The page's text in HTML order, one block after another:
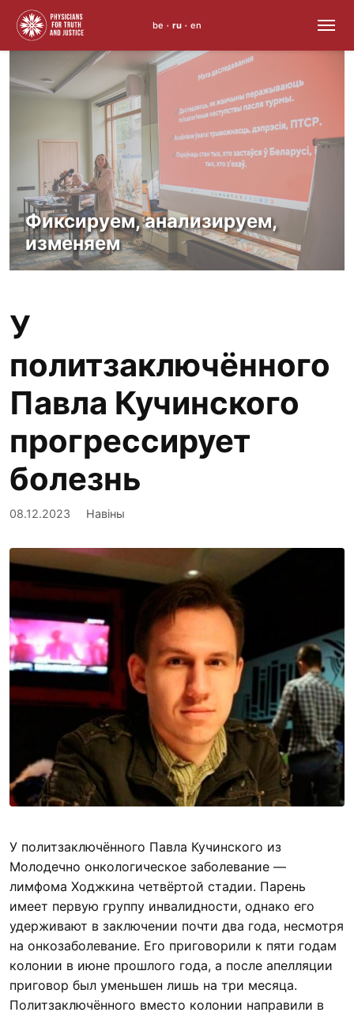
to
content
be • ru • en
Фиксируем, анализируем,
изменяем
У
политзаключённого
Павла Кучинского
прогрессирует
болезнь
08.12.2023 Навіны
У политзаключённого Павла Кучинского из
Молодечно онкологическое заболевание —
лимфома Ходжкина четвёртой стадии. Парень
имеет первую группу инвалидности, однако его
удерживают в заключении почти два года, несмотря
на онкозаболевание. Его приговорили к пяти годам
колонии в июне прошлого года, а после апелляции
приговор был уменьшен лишь на три месяца.
Политзаключённого вместо колонии направили в